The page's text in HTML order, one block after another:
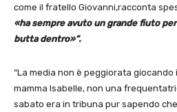
come il fratello Giovanni,racconta
«ha sempre avuto un grande fiuto
butta dentro»”.
“La media non è peggiorata giocando
mamma Isabelle, non una
sabato era in tribuna pur sapendo